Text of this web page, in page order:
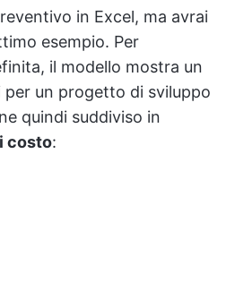
in Excel, ma avrai
esempio. Per
il modello mostra un
un progetto di sviluppo
quindi suddiviso in
costo: